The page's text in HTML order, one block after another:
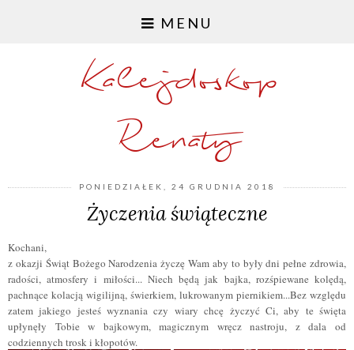
MENU
Kalejdoskop
Renaty
PONIEDZIAŁEK, 24 GRUDNIA 2018
Życzenia świąteczne
Kochani,
z okazji Świąt Bożego Narodzenia życzę Wam aby to były dni pełne zdrowia,
radości, atmosfery i miłości... Niech będą jak bajka, rozśpiewane kolędą,
pachnące kolacją wigilijną, świerkiem, lukrowanym piernikiem...Bez względu
zatem jakiego jesteś wyznania czy wiary chcę życzyć Ci, aby te święta
upłynęły Tobie w bajkowym, magicznym wręcz nastroju, z dala od
codziennych trosk i kłopotów.